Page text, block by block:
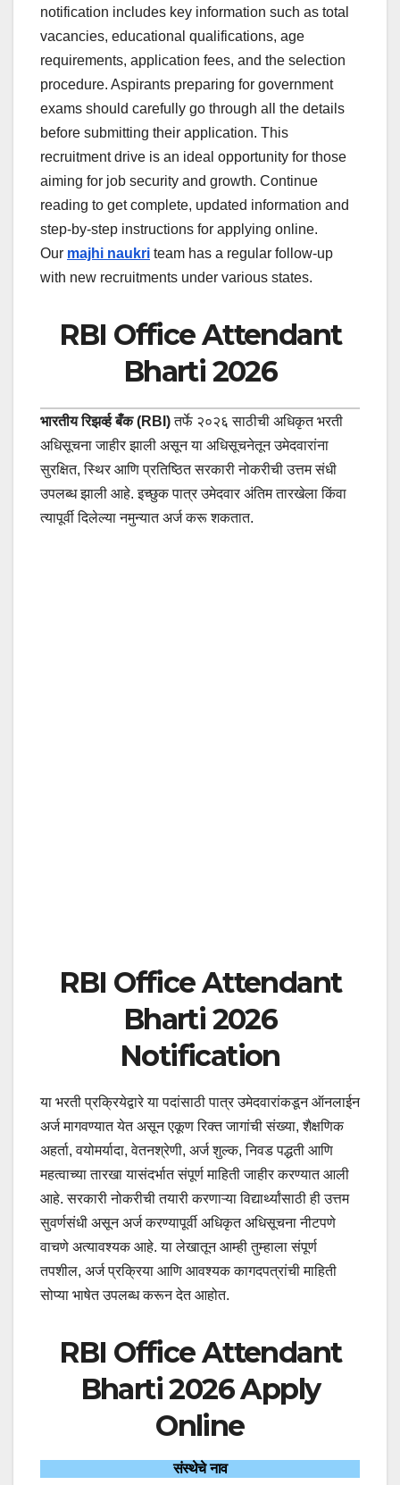
notification includes key information such as total
vacancies, educational qualifications, age
requirements, application fees, and the selection
procedure. Aspirants preparing for government
exams should carefully go through all the details
before submitting their application. This
recruitment drive is an ideal opportunity for those
aiming for job security and growth. Continue
reading to get complete, updated information and
step-by-step instructions for applying online.
Our majhi naukri team has a regular follow-up
with new recruitments under various states.
RBI Office Attendant
Bharti 2026
भारतीय रिझर्व्ह बँक (RBI)तर्फे २०२६ साठीची अधिकृत भरती
अधिसूचना जाहीर झाली असून या अधिसूचनेतून उमेदवारांना
सुरक्षित, स्थिर आणि प्रतिष्ठित सरकारी नोकरीची उत्तम संधी
उपलब्ध झाली आहे. इच्छुक पात्र उमेदवार अंतिम तारखेला किंवा
त्यापूर्वी दिलेल्या नमुन्यात अर्ज करू शकतात.
RBI Office Attendant
Bharti 2026
Notification
या भरती प्रक्रियेद्वारे या पदांसाठी पात्र उमेदवारांकडून ऑनलाईन
अर्ज मागवण्यात येत असून एकूण रिक्त जागांची संख्या, शैक्षणिक
अहर्ता, वयोमर्यादा, वेतनश्रेणी, अर्ज शुल्क, निवड पद्धती आणि
महत्वाच्या तारखा यासंदर्भात संपूर्ण माहिती जाहीर करण्यात आली
आहे. सरकारी नोकरीची तयारी करणाऱ्या विद्यार्थ्यांसाठी ही उत्तम
सुवर्णसंधी असून अर्ज करण्यापूर्वी अधिकृत अधिसूचना नीटपणे
वाचणे अत्यावश्यक आहे. या लेखातून आम्ही तुम्हाला संपूर्ण
तपशील, अर्ज प्रक्रिया आणि आवश्यक कागदपत्रांची माहिती
सोप्या भाषेत उपलब्ध करून देत आहोत.
RBI Office Attendant
Bharti 2026 Apply
Online
संस्थेचे नाव